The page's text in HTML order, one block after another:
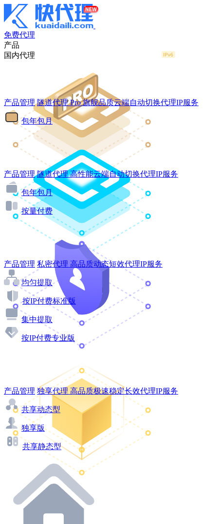
免费代理
产品
国内代理
产品管理 隧道代理Pro 旗舰品质云端自动切换代理IP服务
包年包月
产品管理 隧道代理 高性能云端自动切换代理IP服务
包年包月
按量付费
产品管理 私密代理 高品质动态短效代理IP服务
均匀提取
按IP付费标准版
集中提取
按IP付费专业版
产品管理 独享代理 高品质极速稳定长效代理IP服务
共享动态型
独享版
共享静态型